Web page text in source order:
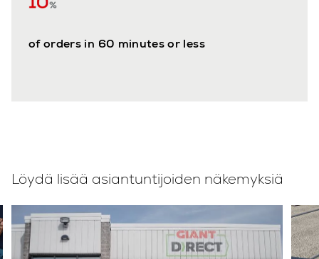
of orders in 60 minutes or less
Löydä lisää asiantuntijoiden näkemyksiä